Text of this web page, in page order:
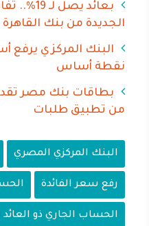
بعائد
الجديدة من بنك القاهرة
نقطة أساس
بطاقات بنك مصر
من تطبيق طلبات
البنك المركزي المصري
رفع سعر الفائدة
الحساب الجاري ذو